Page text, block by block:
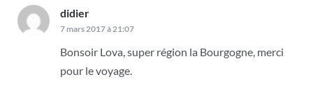
didier
7 mars 2017 à 21:07
Bonsoir Lova, super région la Bourgogne, merci
pour le voyage.